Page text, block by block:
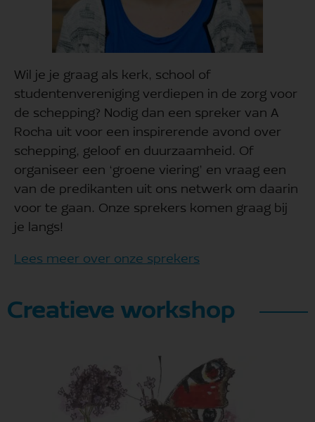
Wil je je graag als kerk, school of
studentenvereniging verdiepen in de zorg voor
de schepping? Nodig dan een spreker van A
Rocha uit voor een inspirerende avond over
schepping, geloof en duurzaamheid. Of
organiseer een ‘groene viering’ en vraag een
van de predikanten uit ons netwerk om daarin
voor te gaan. Onze sprekers komen graag bij
je langs!
Lees meer over onze sprekers
Creatieve workshop